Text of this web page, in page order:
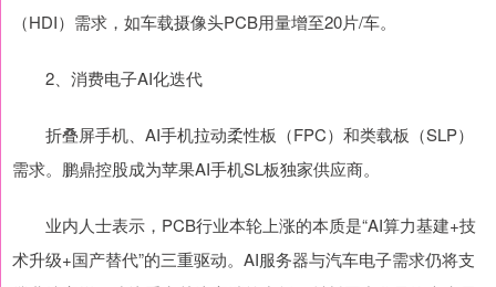
（HDI）需求，如车载摄像头PCB用量增至20片/车。
2、消费电子AI化迭代
折叠屏手机、AI手机拉动柔性板（FPC）和类载板（SLP）
需求。鹏鼎控股成为苹果AI手机SL板独家供应商。
业内人士表示，PCB行业本轮上涨的本质是“AI算力基建+技
术升级+国产替代”的三重驱动。AI服务器与汽车电子需求仍将支